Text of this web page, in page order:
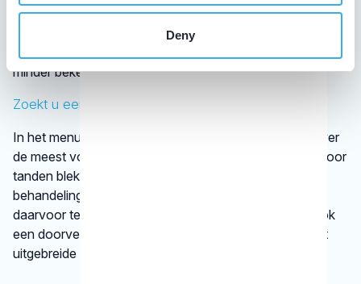
Deny
van tandartsen. De kaakchirurg en de orthodontist zijn
wettelijk erkende specialisaties. Alle specialisten staan
geregistreerd in het
minder bekend is, verwijst het KRT door.
Zoekt u een specifieke behandeling?
In het menu onder
vindt u informatie over
de meest voorkomende behandelingen, bijvoorbeeld voor
tanden bleken. We vertellen kort en krachtig wat een
behandeling inhoudt en bij welke gebitsspecialist u
daarvoor terecht kunt. Per type behandeling vindt u ook
een doorverwijzing naar een betrouwbare website met
uitgebreide informatie.